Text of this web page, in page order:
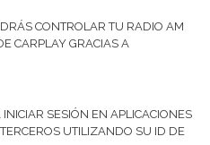
CONTROLAR TU RADIO AM
CARPLAY GRACIAS A
SESIÓN EN APLICACIONES
UTILIZANDO SU ID DE